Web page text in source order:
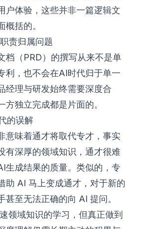
户体验，这些并非一篇逻辑文
概括的。
责归属问题
档（PRD）的撰写从来不是单
利，也不会在AI时代归于单一
经理与研发始终需要深度合
方独立完成都是片面的。
的误解
意味着通才将取代专才，事实
有深厚的领域知识，通才很难
生成结果的质量。类似的，专
助 AI 马上变成通才，对于新的
甚至无法正确的向 AI 提问。
领域知识的学习，但真正做到